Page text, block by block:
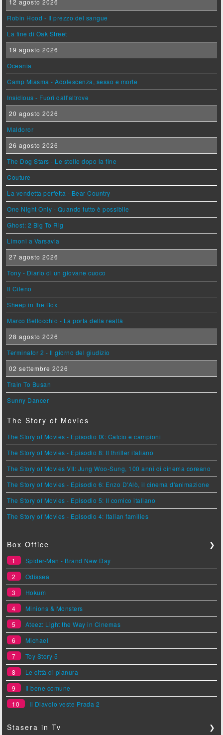
12 agosto 2026
Robin Hood - Il prezzo del sangue
La fine di Oak Street
19 agosto 2026
Oceania
Camp Miasma - Adolescenza, sesso e morte
Insidious - Fuori dall'altrove
20 agosto 2026
Maldoror
26 agosto 2026
The Dog Stars - Le stelle dopo la fine
Couture
La vendetta perfetta - Bear Country
One Night Only - Quando tutto è possibile
Ghost: 2 Big To Rig
Limoni a Varsavia
27 agosto 2026
Tony - Diario di un giovane cuoco
Il Cileno
Sheep in the Box
Marco Bellocchio - La porta della realtà
28 agosto 2026
Terminator 2 - Il giorno del giudizio
02 settembre 2026
Train To Busan
Sunny Dancer
The Story of Movies
The Story of Movies - Episodio IX: Calcio e campioni
The Story of Movies - Episodio 8: Il thriller italiano
The Story of Movies VII: Jung Woo-Sung, 100 anni di cinema coreano
The Story of Movies - Episodio 6: Enzo D'Alò, il cinema d'animazione
The Story of Movies - Episodio 5: Il comico italiano
The Story of Movies - Episodio 4: Italian families
Box Office ❯
1
Spider-Man - Brand New Day
2
Odissea
3
Hokum
4
Minions & Monsters
5
Ateez: Light the Way in Cinemas
6
Michael
7
Toy Story 5
8
Le città di pianura
9
Il bene comune
10
Il Diavolo veste Prada 2
Stasera in Tv ❯